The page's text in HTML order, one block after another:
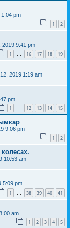
pm
1 2
2019 9:41 pm
1 … 16 17 18 19
2019 1:19 am
pm
1 12 13 14 15
9:06 pm
1 2
10:53 am
5:09 pm
1 … 38 39 40 41
am
1 2 3 4 5